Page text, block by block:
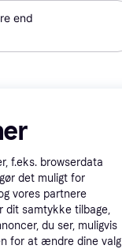
end
Promoveret
f.eks. browserdata
det muligt for
vores partnere
dit samtykke tilbage,
du ser, muligvis
for at ændre dine valg